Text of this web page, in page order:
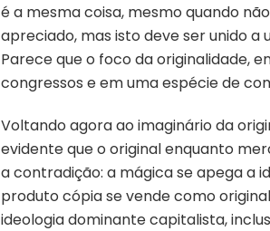
é a mesma coisa, mesmo quando
apreciado, mas isto deve ser unido
Parece que o foco da originalidade,
congressos e em uma espécie de
Voltando agora ao imaginário da
evidente que o original enquanto
a contradição: a mágica se apega a
produto cópia se vende como
ideologia dominante capitalista,